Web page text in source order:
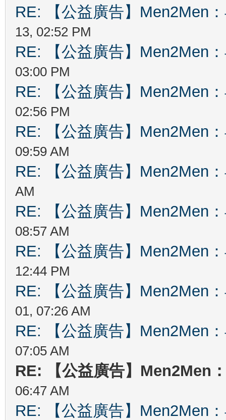
RE: 【公益廣告】Men2Men
13, 02:52 PM
RE: 【公益廣告】Men2Men
03:00 PM
RE: 【公益廣告】Men2Men
02:56 PM
RE: 【公益廣告】Men2Men
09:59 AM
RE: 【公益廣告】Men2Men
AM
RE: 【公益廣告】Men2Men
08:57 AM
RE: 【公益廣告】Men2Men
12:44 PM
RE: 【公益廣告】Men2Men
01, 07:26 AM
RE: 【公益廣告】Men2Men
07:05 AM
RE: 【公益廣告】Men2Men
06:47 AM
RE: 【公益廣告】Men2Men